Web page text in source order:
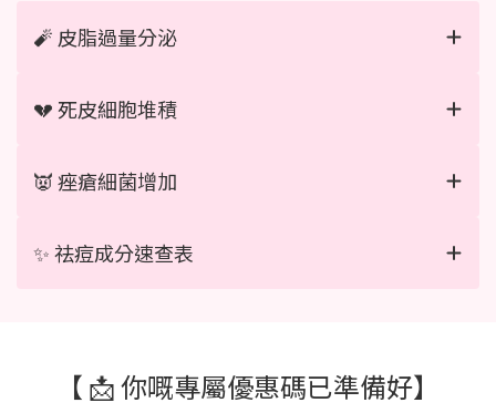
🧨 皮脂過量分泌
💔 死皮細胞堆積
👿 痤瘡細菌增加
✨ 祛痘成分速查表
【 📩 你嘅專屬優惠碼已準備好】